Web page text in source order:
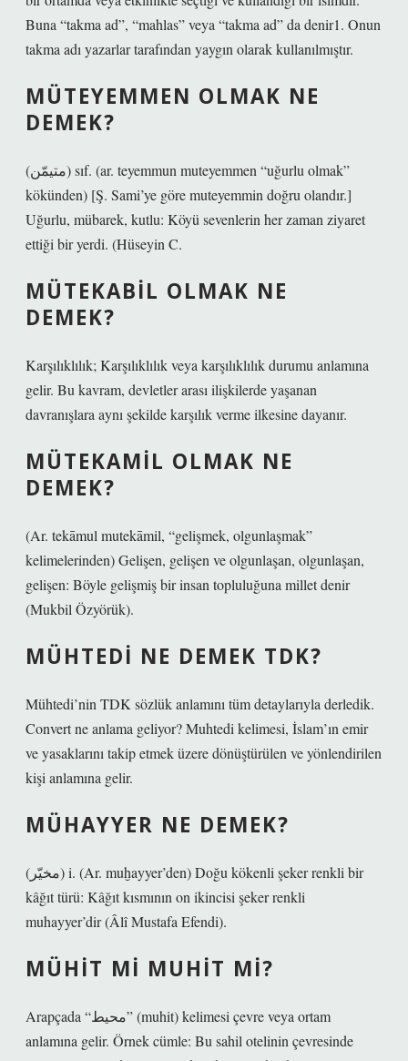
Buna “takma ad”, “mahlas” veya “takma ad” da denir1. Onun
takma adı yazarlar tarafından yaygın olarak kullanılmıştır.
MÜTEYEMMEN OLMAK NE
DEMEK?
(ﻣﺘﻴﻤّﻦ) sıf. (ar. teyemmun muteyemmen “uğurlu olmak”
kökünden) [Ş. Sami’ye göre muteyemmin doğru olandır.]
Uğurlu, mübarek, kutlu: Köyü sevenlerin her zaman ziyaret
ettiği bir yerdi. (Hüseyin C.
MÜTEKABIL OLMAK NE
DEMEK?
Karşılıklılık; Karşılıklılık veya karşılıklılık durumu anlamına
gelir. Bu kavram, devletler arası ilişkilerde yaşanan
davranışlara aynı şekilde karşılık verme ilkesine dayanır.
MÜTEKAMIL OLMAK NE
DEMEK?
(Ar. tekāmul mutekāmil, “gelişmek, olgunlaşmak”
kelimelerinden) Gelişen, gelişen ve olgunlaşan, olgunlaşan,
gelişen: Böyle gelişmiş bir insan topluluğuna millet denir
(Mukbil Özyörük).
MÜHTEDI NE DEMEK TDK?
Mühtedi’nin TDK sözlük anlamını tüm detaylarıyla derledik.
Convert ne anlama geliyor? Muhtedi kelimesi, İslam’ın emir
ve yasaklarını takip etmek üzere dönüştürülen ve yönlendirilen
kişi anlamına gelir.
MÜHAYYER NE DEMEK?
(ﻣﺨﻴّﺮ) i. (Ar. muḫayyer’den) Doğu kökenli şeker renkli bir
kâğıt türü: Kâğıt kısmının on ikincisi şeker renkli
muhayyer’dir (Âlî Mustafa Efendi).
MÜHIT MI MUHIT MI?
Arapçada “محيط” (muhit) kelimesi çevre veya ortam
anlamına gelir. Örnek cümle: Bu sahil otelinin çevresinde